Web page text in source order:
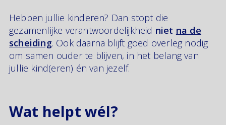
Hebben jullie kinderen? Dan stopt die
gezamenlijke verantwoordelijkheid niet na de
scheiding. Ook daarna blijft goed overleg nodig
om samen ouder te blijven, in het belang van
jullie kind(eren) én van jezelf.
Wat helpt wél?